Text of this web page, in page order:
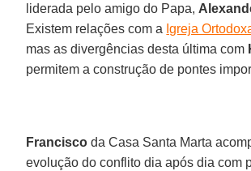
liderada pelo amigo do Papa,
Existem relações com a Igreja
mas as divergências desta última com
permitem a construção de pontes
Francisco da Casa Santa Marta
evolução do conflito dia após dia com